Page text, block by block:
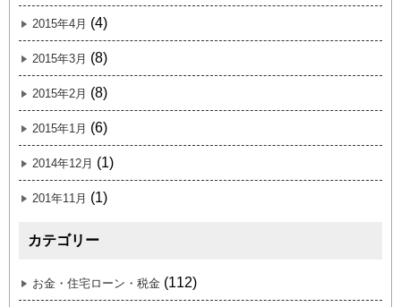
2015年4月 (4)
2015年3月 (8)
2015年2月 (8)
2015年1月 (6)
2014年12月 (1)
201年11月 (1)
カテゴリー
お金・住宅ローン・税金 (112)